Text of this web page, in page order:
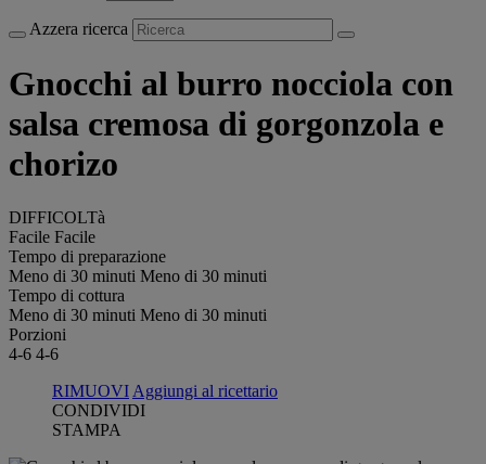
Azzera ricerca
Gnocchi al burro nocciola con
salsa cremosa di gorgonzola e
chorizo
DIFFICOLTà
Facile Facile
Tempo di preparazione
Meno di 30 minuti Meno di 30 minuti
Tempo di cottura
Meno di 30 minuti Meno di 30 minuti
Porzioni
4-6 4-6
RIMUOVI Aggiungi al ricettario
CONDIVIDI
STAMPA